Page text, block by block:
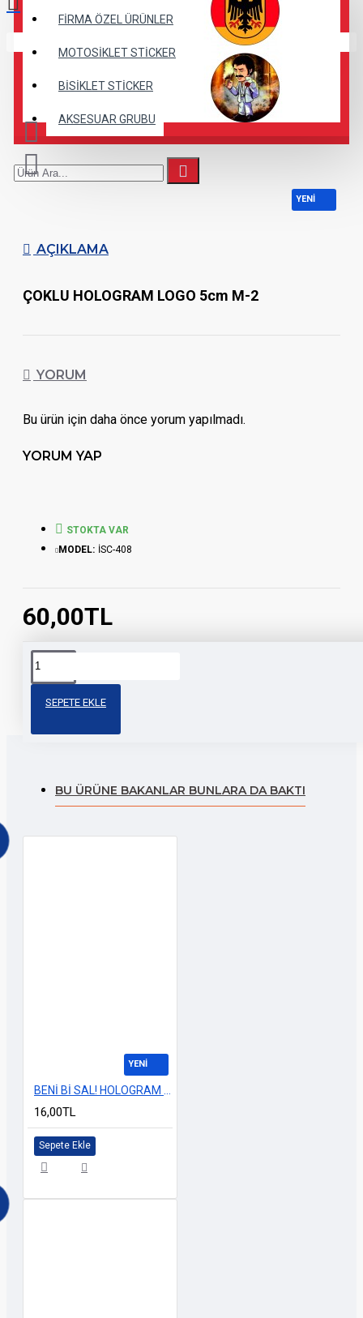
FİRMA ÖZEL ÜRÜNLER
MOTOSİKLET STİCKER
BİSİKLET STİCKER
AKSESUAR GRUBU
YENİ
AÇIKLAMA
ÇOKLU HOLOGRAM LOGO 5cm M-2
YORUM
Bu ürün için daha önce yorum yapılmadı.
YORUM YAP
60,00TL
STOKTA VAR
MODEL: İSC-408
SEPETE EKLE
Etiketler:
hologram
BU ÜRÜNE BAKANLAR BUNLARA DA BAKTI
YENİ
16,00TL
Sepete Ekle